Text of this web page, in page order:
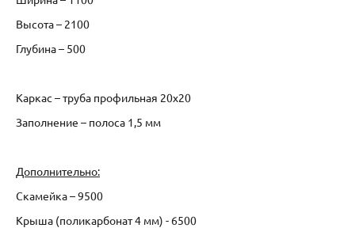
Высота – 2100
Глубина – 500
Каркас – труба профильная 20х20
Заполнение – полоса 1,5 мм
Дополнительно:
Скамейка – 9500
Крыша (поликарбонат 4 мм) - 6500